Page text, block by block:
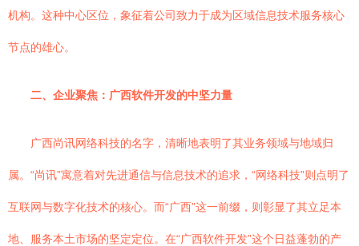
机构。这种中心区位，象征着公司致力于成为区域信息技术服务核心
节点的雄心。
二、企业聚焦：广西软件开发的中坚力量
广西尚讯网络科技的名字，清晰地表明了其业务领域与地域归
属。“尚讯”寓意着对先进通信与信息技术的追求，“网络科技”则点明了
互联网与数字化技术的核心。而“广西”这一前缀，则彰显了其立足本
地、服务本土市场的坚定定位。在“广西软件开发”这个日益蓬勃的产